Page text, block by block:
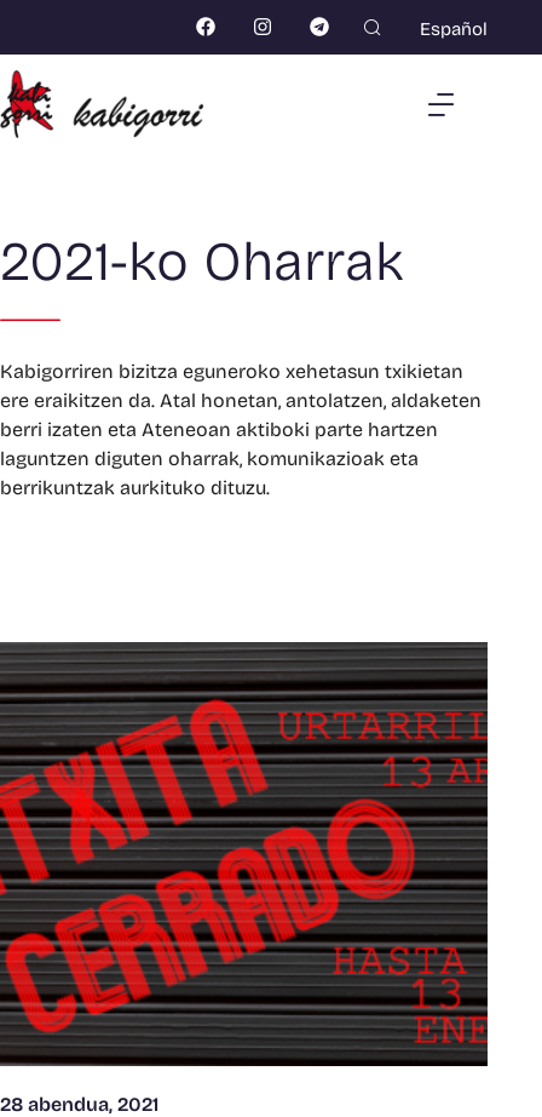
Español
2021-ko Oharrak
Kabigorriren bizitza eguneroko xehetasun txikietan
ere eraikitzen da. Atal honetan, antolatzen, aldaketen
berri izaten eta Ateneoan aktiboki parte hartzen
laguntzen diguten oharrak, komunikazioak eta
berrikuntzak aurkituko dituzu.
28 abendua, 2021